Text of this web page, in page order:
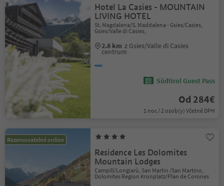
Hotel La Casies - MOUNTAIN
LIVING HOTEL
St. Magdalena/S. Maddalena - Gsies/Casies,
Gsies/Valle di Casies,
2.8 km z Gsies/Valle di Casies
centrum
Südtirol Guest Pass
Od 284€
1 noc / 2 osob(y) Včetně DPH
Rezervovatelné online
Residence Les Dolomites
Mountain Lodges
Campill/Longiarù, San Martin /San Martino,
Dolomites Region Kronplatz/Plan de Corones